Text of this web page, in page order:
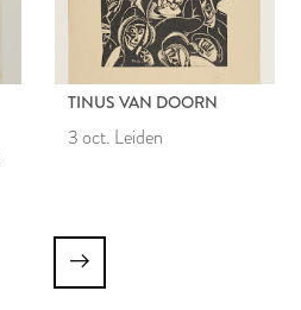
TINUS VAN DOORN
3 oct. Leiden